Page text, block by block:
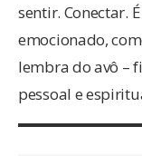
sentir. Conectar.
emocionado,
lembra do avô –
pessoal e